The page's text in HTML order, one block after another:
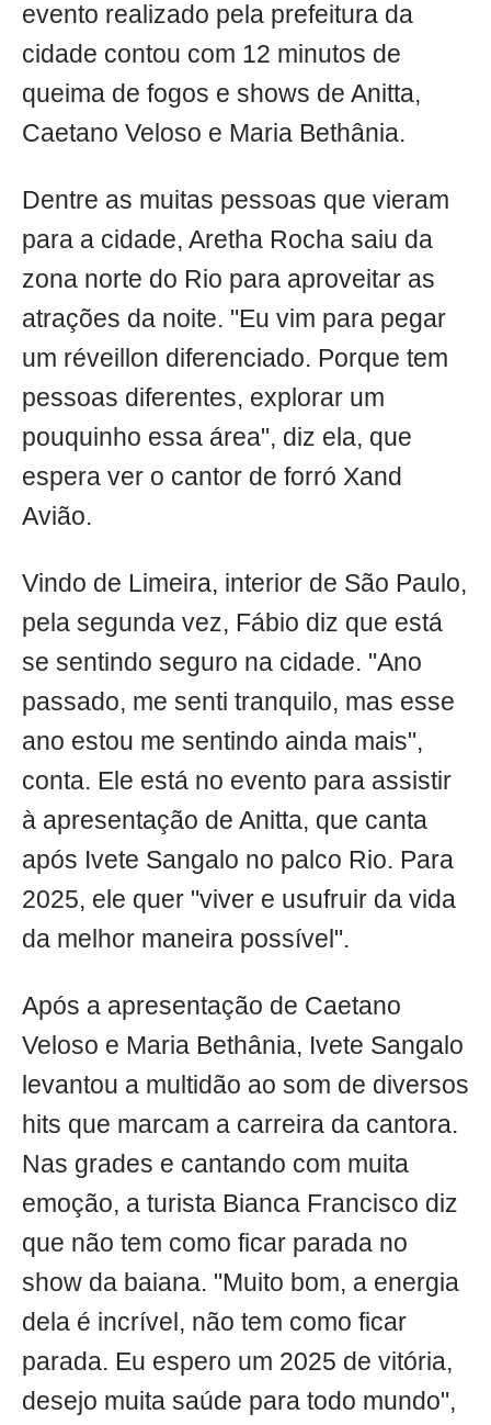
evento realizado pela prefeitura da
cidade contou com 12 minutos de
queima de fogos e shows de Anitta,
Caetano Veloso e Maria Bethânia.
Dentre as muitas pessoas que vieram
para a cidade, Aretha Rocha saiu da
zona norte do Rio para aproveitar as
atrações da noite. "Eu vim para pegar
um réveillon diferenciado. Porque tem
pessoas diferentes, explorar um
pouquinho essa área", diz ela, que
espera ver o cantor de forró Xand
Avião.
Vindo de Limeira, interior de São Paulo,
pela segunda vez, Fábio diz que está
se sentindo seguro na cidade. "Ano
passado, me senti tranquilo, mas esse
ano estou me sentindo ainda mais",
conta. Ele está no evento para assistir
à apresentação de Anitta, que canta
após Ivete Sangalo no palco Rio. Para
2025, ele quer "viver e usufruir da vida
da melhor maneira possível".
Após a apresentação de Caetano
Veloso e Maria Bethânia, Ivete Sangalo
levantou a multidão ao som de diversos
hits que marcam a carreira da cantora.
Nas grades e cantando com muita
emoção, a turista Bianca Francisco diz
que não tem como ficar parada no
show da baiana. "Muito bom, a energia
dela é incrível, não tem como ficar
parada. Eu espero um 2025 de vitória,
desejo muita saúde para todo mundo",